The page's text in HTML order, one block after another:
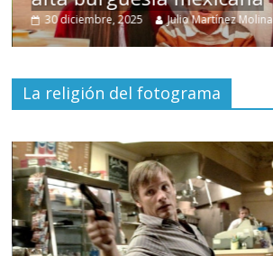
30 diciembre, 2025 Julio Martínez Molina
La religión del fotograma